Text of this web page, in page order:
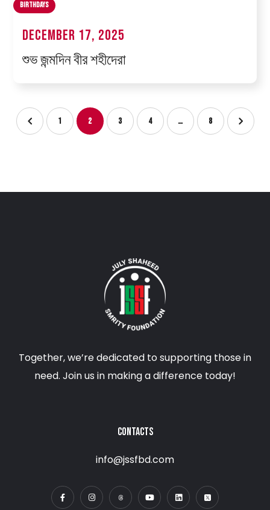
Birthdays
December 17, 2025
শুভ জন্মদিন বীর শহীদেরা
1 2 3 4 … 8
Together, we’re dedicated to supporting those in
need. Join us in making a difference today!
CONTACTS
info@jssfbd.com